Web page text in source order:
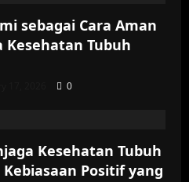
sebagai Cara Aman
Tubuh
0
Kesehatan Tubuh
Positif yang